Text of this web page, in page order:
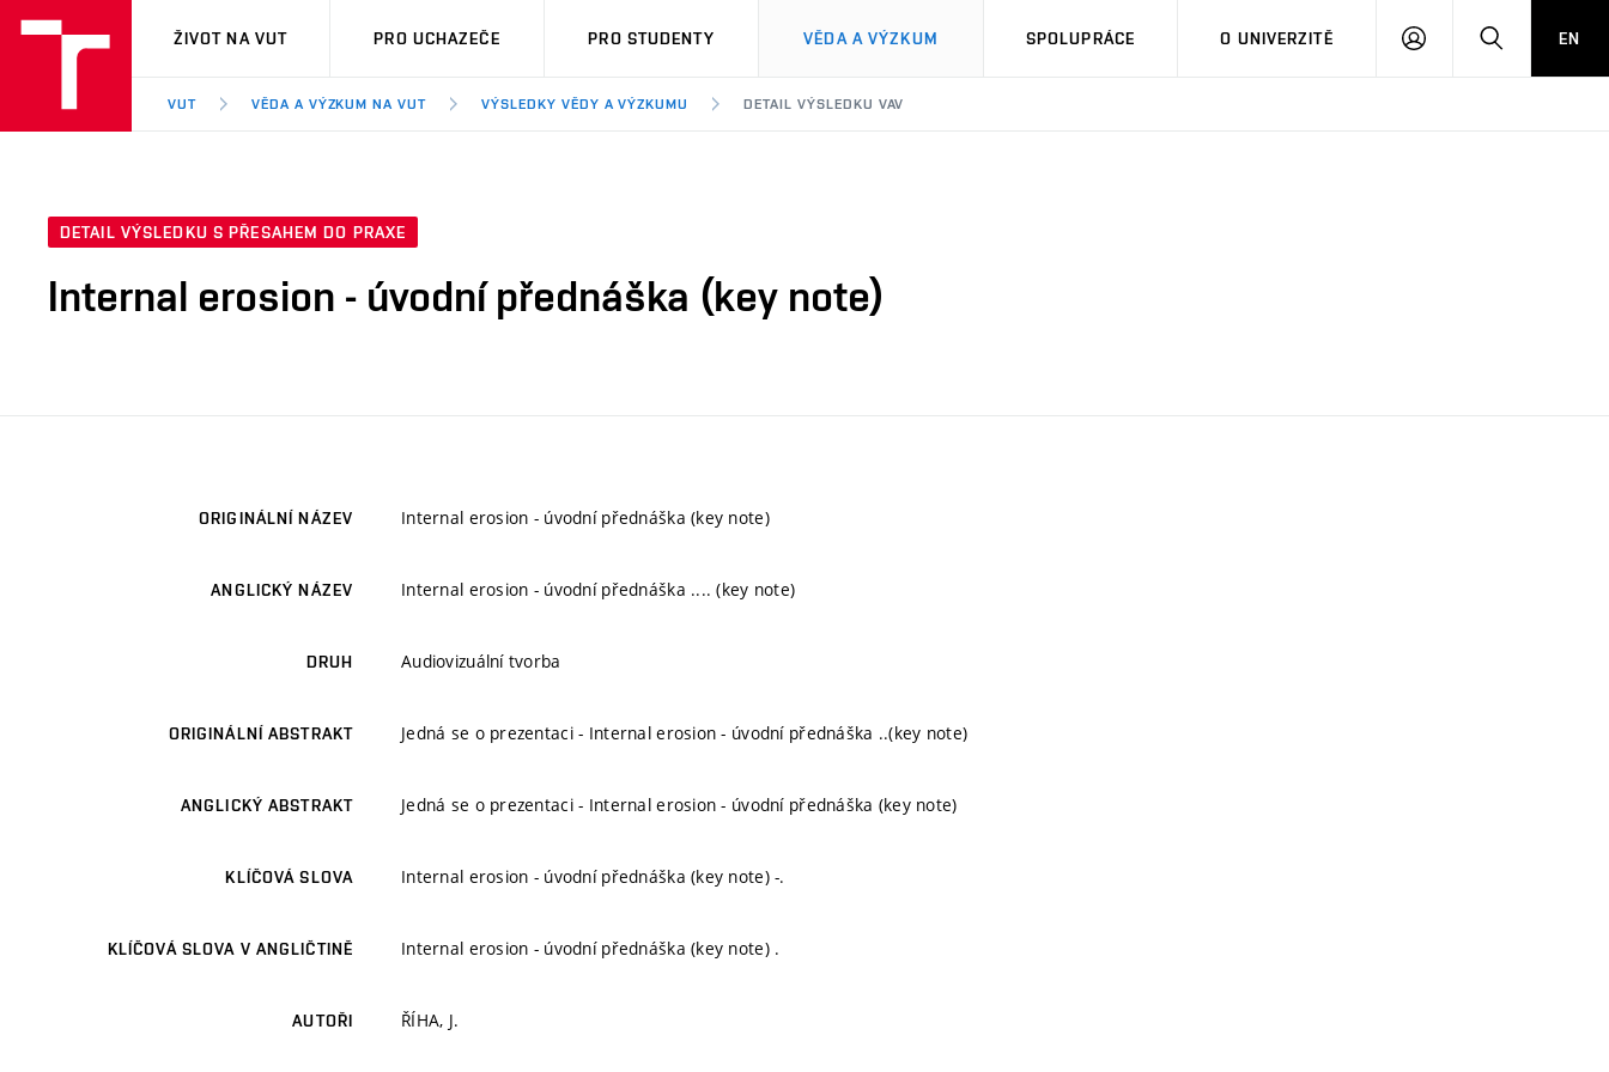
VUT
ŽIVOT NA VUT PRO UCHAZEČE PRO STUDENTY VĚDA A VÝZKUM SPOLUPRÁCE O UNIVERZITĚ
PŘIHLÁSIT HLEDATEN
VUT VĚDA A VÝZKUM NA VUT VÝSLEDKY VĚDY A VÝZKUMU DETAIL VÝSLEDKU VAV
DETAIL VÝSLEDKU S PŘESAHEM DO PRAXE
Internal erosion - úvodní přednáška (key note)
ORIGINÁLNÍ NÁZEV Internal erosion - úvodní přednáška (key note)
ANGLICKÝ NÁZEV Internal erosion - úvodní přednáška .... (key note)
DRUH Audiovizuální tvorba
ORIGINÁLNÍ ABSTRAKT Jedná se o prezentaci - Internal erosion - úvodní přednáška ..(key note)
ANGLICKÝ ABSTRAKT Jedná se o prezentaci - Internal erosion - úvodní přednáška (key note)
KLÍČOVÁ SLOVA Internal erosion - úvodní přednáška (key note) -.
KLÍČOVÁ SLOVA V ANGLIČTINĚ Internal erosion - úvodní přednáška (key note) .
AUTOŘI ŘÍHA, J.